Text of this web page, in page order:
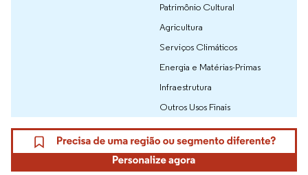
Patrimônio Cultural
Agricultura
Serviços Climáticos
Energia e Matérias-Primas
Infraestrutura
Outros Usos Finais